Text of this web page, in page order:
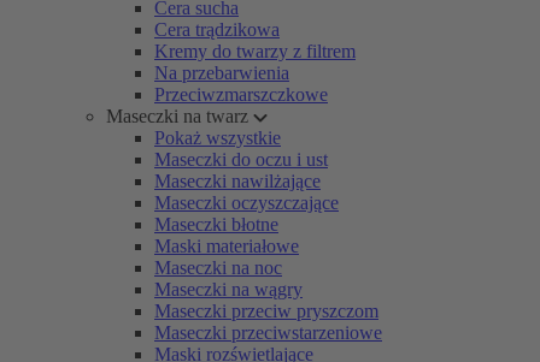
Cera sucha
Cera trądzikowa
Kremy do twarzy z filtrem
Na przebarwienia
Przeciwzmarszczkowe
Maseczki na twarz
Pokaż wszystkie
Maseczki do oczu i ust
Maseczki nawilżające
Maseczki oczyszczające
Maseczki błotne
Maski materiałowe
Maseczki na noc
Maseczki na wągry
Maseczki przeciw pryszczom
Maseczki przeciwstarzeniowe
Maski rozświetlające